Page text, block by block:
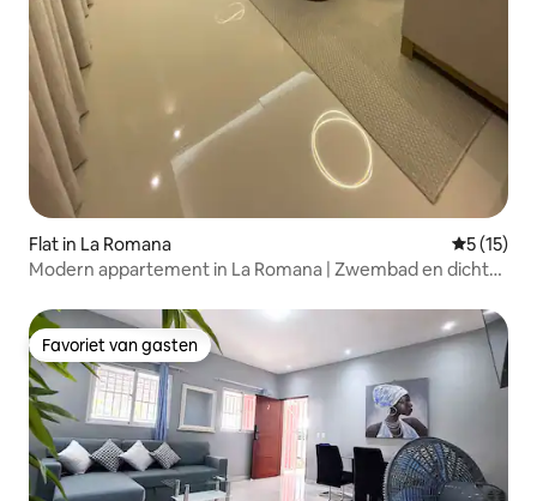
Flat in La Romana
5 (15)
Modern appartement in La Romana | Zwembad en dicht
Favoriet van gasten
Favoriet van gasten